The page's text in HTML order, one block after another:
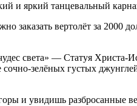
и яркий танцевальный
заказать вертолёт за
света» — Статуя Христа-
зелёных густых
и увидишь разбросанные